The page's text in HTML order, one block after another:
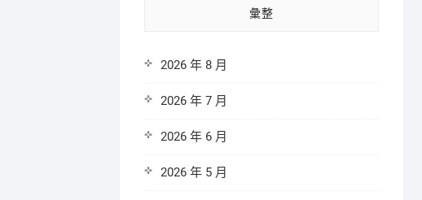
彙整
2026 年 8 月
2026 年 7 月
2026 年 6 月
2026 年 5 月